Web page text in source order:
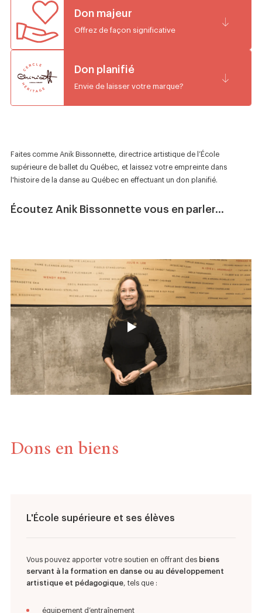
Don majeur
Offrez de façon significative
Don planifié
Envie de laisser votre marque?
Faites comme Anik Bissonnette, directrice artistique de l’École
supérieure de ballet du Québec, et laissez votre empreinte dans
l'histoire de la danse au Québec en effectuant un don planifié.
Écoutez Anik Bissonnette vous en parler...
Dons en biens
L'École supérieure et ses élèves
Vous pouvez apporter votre soutien en offrant des biens
servant à la formation en danse ou au développement
artistique et pédagogique, tels que :
équipement d’entraînement